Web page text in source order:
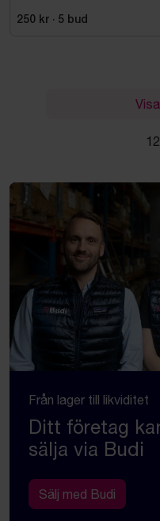
250 kr · 5 bud
Från lager till likviditet
Ditt företag
sälja via Budi
Sälj med Budi